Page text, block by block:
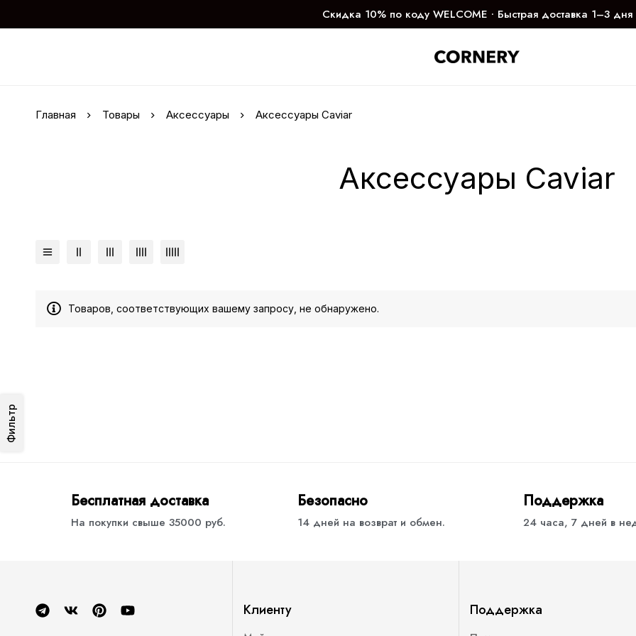
Скидка 10% по коду WELCOME ∙ Быстрая доставка 1–3 дня
Главная Товары Аксессуары Аксессуары Caviar
Аксессуары Caviar
Фильтр
Товаров, соответствующих вашему запросу, не обнаружено.
Бесплатная доставка
На покупки свыше 35000 руб.
Безопасно
14 дней на возврат и обмен.
Поддержка
24 часа, 7 дней в
Клиенту Поддержка